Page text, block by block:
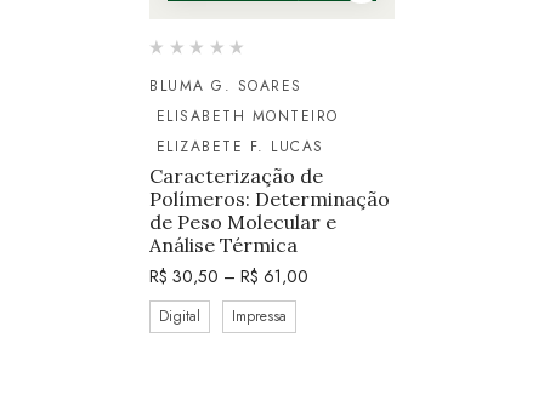
BLUMA G. SOARES
ELISABETH MONTEIRO
ELIZABETE F. LUCAS
Caracterização de
Polímeros: Determinação
de Peso Molecular e
Análise Térmica
R$ 30,50 – R$ 61,00
Digital Impressa